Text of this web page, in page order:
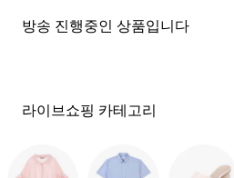
방송 진행중인 상품입니다
라이브쇼핑 카테고리